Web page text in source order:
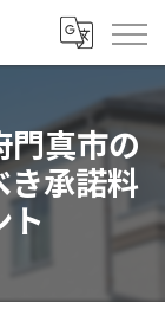
真市の
き承諾料